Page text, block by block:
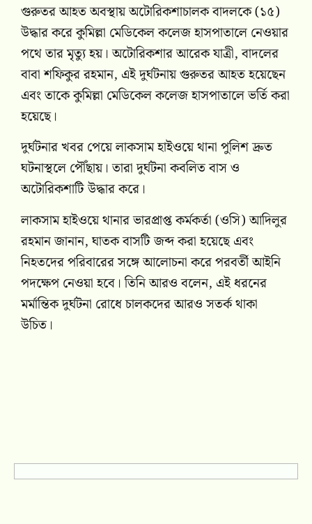
গুরুতর আহত অবস্থায় অটোরিকশাচালক বাদলকে (১৫)
উদ্ধার করে কুমিল্লা মেডিকেল কলেজ হাসপাতালে নেওয়ার
পথে তার মৃত্যু হয়। অটোরিকশার আরেক যাত্রী, বাদলের
বাবা শফিকুর রহমান, এই দুর্ঘটনায় গুরুতর আহত হয়েছেন
এবং তাকে কুমিল্লা মেডিকেল কলেজ হাসপাতালে ভর্তি করা
হয়েছে।
দুর্ঘটনার খবর পেয়ে লাকসাম হাইওয়ে থানা পুলিশ দ্রুত
ঘটনাস্থলে পৌঁছায়। তারা দুর্ঘটনা কবলিত বাস ও
অটোরিকশাটি উদ্ধার করে।
লাকসাম হাইওয়ে থানার ভারপ্রাপ্ত কর্মকর্তা (ওসি) আদিলুর
রহমান জানান, ঘাতক বাসটি জব্দ করা হয়েছে এবং
নিহতদের পরিবারের সঙ্গে আলোচনা করে পরবর্তী আইনি
পদক্ষেপ নেওয়া হবে। তিনি আরও বলেন, এই ধরনের
মর্মান্তিক দুর্ঘটনা রোধে চালকদের আরও সতর্ক থাকা
উচিত।